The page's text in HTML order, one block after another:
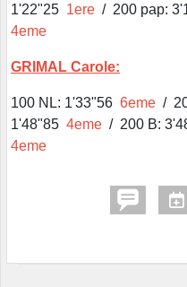
1'22"25 1ere / 200 pap:
4eme
GRIMAL Carole:
100 NL: 1'33"56 6eme /
1'48"85 4eme / 200 B:
4eme